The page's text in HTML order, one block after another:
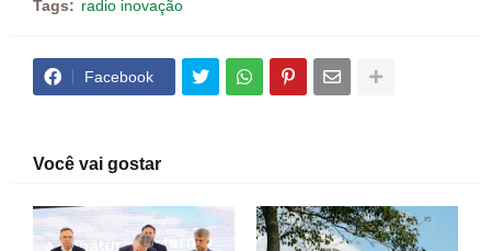
Tags: radio inovação
Facebook
Você vai gostar